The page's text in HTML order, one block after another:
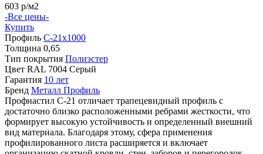
603 р/м2
-Все цены-
Купить
Профиль С-21х1000
Толщина 0,65
Тип покрытия Полиэстер
Цвет RAL 7004 Серый
Гарантия 10 лет
Бренд Металл Профиль
Профнастил С-21 отличает трапецевидный профиль с
достаточно близко расположенными ребрами жесткости, что
формирует высокую устойчивость и определенный внешний
вид материала. Благодаря этому, сфера применения
профилированного листа расширяется и включает